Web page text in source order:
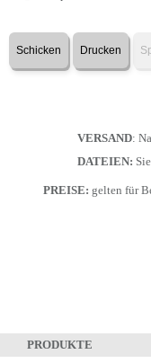
Schicken Drucken
VERSAND:
DATEIEN:
PREISE: gelten für
PRODUKTE